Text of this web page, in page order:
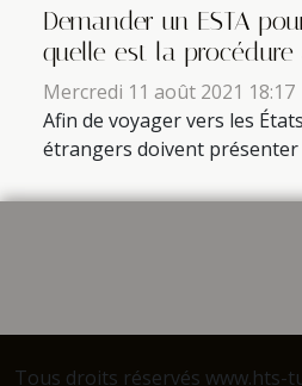
Demander un ESTA
quelle est la procédure
Mercredi 11 août 2021 18:17
Afin de voyager vers les
étrangers doivent présenter
Tous droits réservés www.hts-